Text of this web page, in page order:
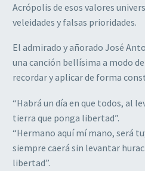
Acrópolis de esos valores
veleidades y falsas prioridades.
El admirado y añorado José
una canción bellísima a modo
recordar y aplicar de forma
“Habrá un día en que todos, al
tierra que ponga libertad”.
“Hermano aquí mí mano, será
siempre caerá sin levantar
libertad”.